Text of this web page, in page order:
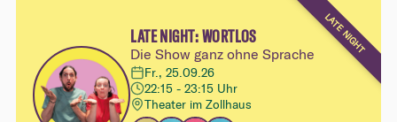
LATE NIGHT
LATE NIGHT: WORTLOS
Die Show ganz ohne Sprache
Fr., 25.09.26
22:15 - 23:15 Uhr
Theater im Zollhaus